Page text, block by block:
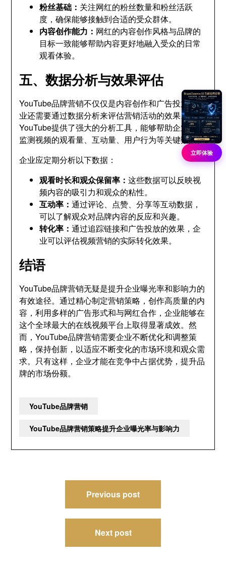
粉丝基础： 关注网红的粉丝数量和粉丝活跃
度，确保能够接触到合适的受众群体。
内容创作能力： 网红的内容创作风格与品牌的
目标一致能够帮助内容更好地融入受众的日常
观看体验。
五、数据分析与效果评估
YouTube品牌营销不仅仅是内容创作和广告投放，企
业还需要通过数据分析来评估营销活动的效果。
YouTube提供了强大的分析工具，能够帮助企业实时
监测视频的观看量、互动量、用户行为等关键数据。
企业应定期分析以下数据：
观看时长和观众保留率：这些数据可以反映视
频内容的吸引力和观众的粘性。
互动率：通过评论、点赞、分享等互动数据，
可以了解观众对品牌内容的反应和兴趣。
转化率：通过追踪链接和广告投放的效果，企
业可以评估视频营销的实际转化效果。
结语
YouTube品牌营销无疑是提升企业曝光率和影响力的
有效途径。通过精心制定营销策略，创作高质量的内
容，利用多样的广告形式和与网红合作，企业能够在
这个全球最大的在线视频平台上取得显著成效。然
而，YouTube品牌营销需要企业不断优化和调整策
略，保持创新，以适应不断变化的市场环境和观众需
求。只有这样，企业才能在竞争中占据优势，提升品
牌的市场份额。
YouTube品牌营销
YouTube品牌营销策略提升企业曝光率与影响力
Previous post
Next post
立即体验